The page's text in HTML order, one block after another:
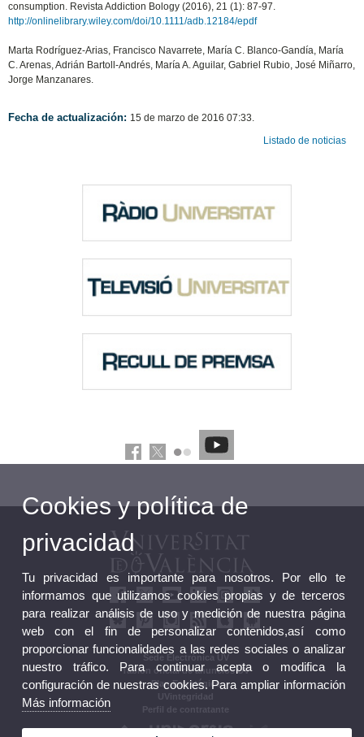
consumption. Revista Addiction Bology (2016), 21 (1): 87-97.
http://onlinelibrary.wiley.com/doi/10.1111/adb.12184/epdf
Marta Rodríguez-Arias, Francisco Navarrete, María C. Blanco-Gandía, María
C. Arenas, Adrián Bartoll-Andrés, María A. Aguilar, Gabriel Rubio, José Miñarro,
Jorge Manzanares.
Fecha de actualización: 15 de marzo de 2016 07:33.
Listado de noticias
Sede Electrónica UV
Tablón oficial de anuncios UV
Plan Estratégico
UVintegridad
Perfil de contratante
Cookies y política de
privacidad
Tu privacidad es importante para nosotros. Por ello te
informamos que utilizamos cookies propias y de terceros
para realizar análisis de uso y medición de nuestra página
web con el fin de personalizar contenidos,así como
proporcionar funcionalidades a las redes sociales o analizar
nuestro tráfico. Para continuar acepta o modifica la
configuración de nuestras cookies. Para ampliar información
Más información